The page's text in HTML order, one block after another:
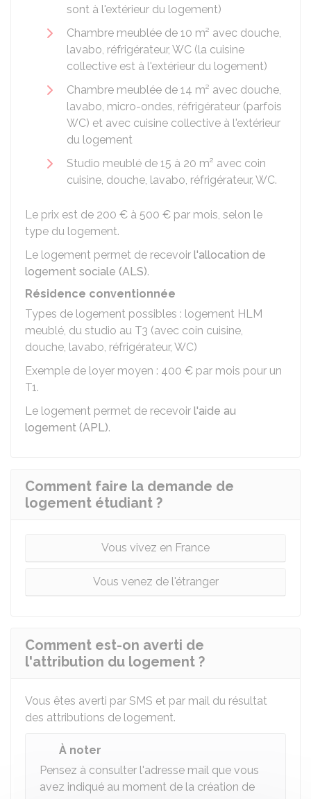
sont à l'extérieur du logement)
Chambre meublée de 10 m² avec douche,
lavabo, réfrigérateur, WC (la cuisine
collective est à l'extérieur du logement)
Chambre meublée de 14 m² avec douche,
lavabo, micro-ondes, réfrigérateur (parfois
WC) et avec cuisine collective à l'extérieur
du logement
Studio meublé de 15 à 20 m² avec coin
cuisine, douche, lavabo, réfrigérateur, WC.
Le prix est de 200 € à 500 € par mois, selon le
type du logement.
Le logement permet de recevoir l'allocation de
logement sociale (ALS).
Résidence conventionnée
Types de logement possibles : logement HLM
meublé, du studio au T3 (avec coin cuisine,
douche, lavabo, réfrigérateur, WC)
Exemple de loyer moyen : 400 € par mois pour un
T1.
Le logement permet de recevoir l'aide au
logement (APL).
Comment faire la demande de
logement étudiant ?
Vous vivez en France
Vous venez de l'étranger
Comment est-on averti de
l'attribution du logement ?
Vous êtes averti par SMS et par mail du résultat
des attributions de logement.
À noter
Pensez à consulter l'adresse mail que vous
avez indiqué au moment de la création de